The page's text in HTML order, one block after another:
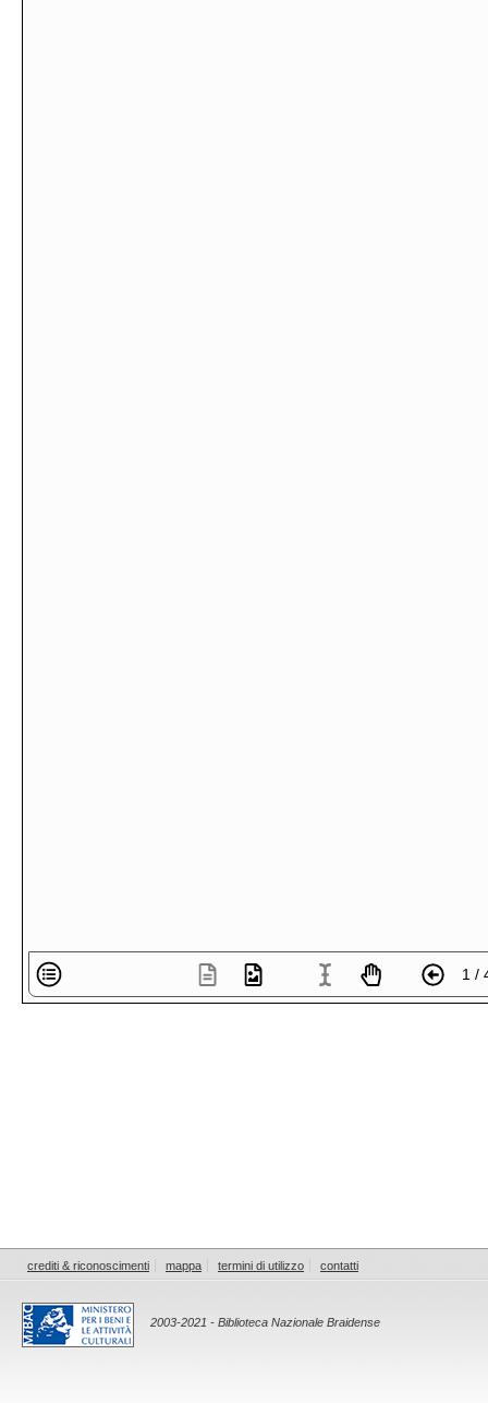
1 /
crediti & riconoscimenti mappa termini di utilizzo contatti
2003-2021 - Biblioteca Nazionale Braidense